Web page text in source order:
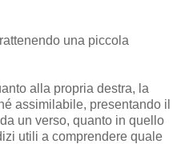
una piccola
alla propria destra, la
assimilabile, presentando il
un verso, quanto in quello
utili a comprendere quale